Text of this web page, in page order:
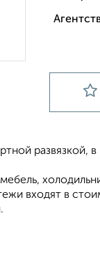
развязкой,
входят в